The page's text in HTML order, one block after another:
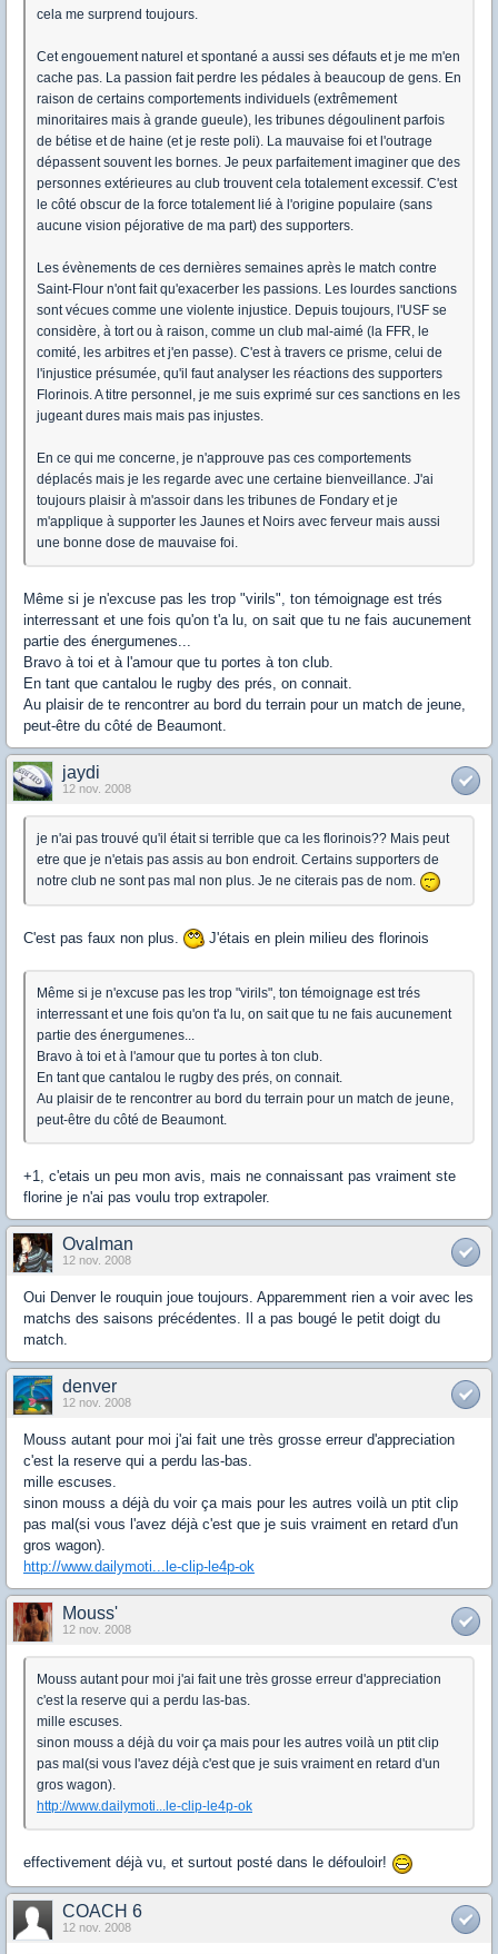
cela me surprend toujours.
Cet engouement naturel et spontané a aussi ses défauts et je me m'en
cache pas. La passion fait perdre les pédales à beaucoup de gens. En
raison de certains comportements individuels (extrêmement
minoritaires mais à grande gueule), les tribunes dégoulinent parfois
de bétise et de haine (et je reste poli). La mauvaise foi et l'outrage
dépassent souvent les bornes. Je peux parfaitement imaginer que des
personnes extérieures au club trouvent cela totalement excessif. C'est
le côté obscur de la force totalement lié à l'origine populaire (sans
aucune vision péjorative de ma part) des supporters.
Les évènements de ces dernières semaines après le match contre
Saint-Flour n'ont fait qu'exacerber les passions. Les lourdes sanctions
sont vécues comme une violente injustice. Depuis toujours, l'USF se
considère, à tort ou à raison, comme un club mal-aimé (la FFR, le
comité, les arbitres et j'en passe). C'est à travers ce prisme, celui de
l'injustice présumée, qu'il faut analyser les réactions des supporters
Florinois. A titre personnel, je me suis exprimé sur ces sanctions en les
jugeant dures mais mais pas injustes.
En ce qui me concerne, je n'approuve pas ces comportements
déplacés mais je les regarde avec une certaine bienveillance. J'ai
toujours plaisir à m'assoir dans les tribunes de Fondary et je
m'applique à supporter les Jaunes et Noirs avec ferveur mais aussi
une bonne dose de mauvaise foi.
Même si je n'excuse pas les trop "virils", ton témoignage est trés
interressant et une fois qu'on t'a lu, on sait que tu ne fais aucunement
partie des énergumenes...
Bravo à toi et à l'amour que tu portes à ton club.
En tant que cantalou le rugby des prés, on connait.
Au plaisir de te rencontrer au bord du terrain pour un match de jeune,
peut-être du côté de Beaumont.
jaydi
12 nov. 2008
je n'ai pas trouvé qu'il était si terrible que ca les florinois?? Mais peut
etre que je n'etais pas assis au bon endroit. Certains supporters de
notre club ne sont pas mal non plus. Je ne citerais pas de nom.
C'est pas faux non plus. J'étais en plein milieu des florinois
Même si je n'excuse pas les trop "virils", ton témoignage est trés
interressant et une fois qu'on t'a lu, on sait que tu ne fais aucunement
partie des énergumenes...
Bravo à toi et à l'amour que tu portes à ton club.
En tant que cantalou le rugby des prés, on connait.
Au plaisir de te rencontrer au bord du terrain pour un match de jeune,
peut-être du côté de Beaumont.
+1, c'etais un peu mon avis, mais ne connaissant pas vraiment ste
florine je n'ai pas voulu trop extrapoler.
Ovalman
12 nov. 2008
Oui Denver le rouquin joue toujours. Apparemment rien a voir avec les
matchs des saisons précédentes. Il a pas bougé le petit doigt du
match.
denver
12 nov. 2008
Mouss autant pour moi j'ai fait une très grosse erreur d'appreciation
c'est la reserve qui a perdu las-bas.
mille escuses.
sinon mouss a déjà du voir ça mais pour les autres voilà un ptit clip
pas mal(si vous l'avez déjà c'est que je suis vraiment en retard d'un
gros wagon).
http://www.dailymoti...le-clip-le4p-ok
Mouss'
12 nov. 2008
Mouss autant pour moi j'ai fait une très grosse erreur d'appreciation
c'est la reserve qui a perdu las-bas.
mille escuses.
sinon mouss a déjà du voir ça mais pour les autres voilà un ptit clip
pas mal(si vous l'avez déjà c'est que je suis vraiment en retard d'un
gros wagon).
http://www.dailymoti...le-clip-le4p-ok
effectivement déjà vu, et surtout posté dans le défouloir!
COACH 6
12 nov. 2008